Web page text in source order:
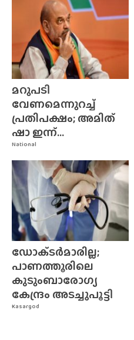
National
മറുപടി
വേണമെന്നുറച്ച്
പ്രതിപക്ഷം; അമിത്
ഷാ ഇന്ന്...
Kasargod
ഡോക്‌ടർമാരില്ല;
പാണത്തൂരിലെ
കുടുംബാരോഗ്യ
കേന്ദ്രം അടച്ചുപൂട്ടി